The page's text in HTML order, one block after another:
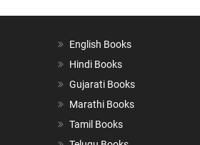
English Books
Hindi Books
Gujarati Books
Marathi Books
Tamil Books